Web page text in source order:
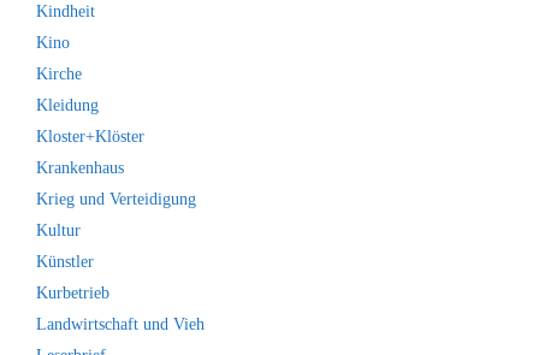
Kindheit
Kino
Kirche
Kleidung
Kloster+Klöster
Krankenhaus
Krieg und Verteidigung
Kultur
Künstler
Kurbetrieb
Landwirtschaft und Vieh